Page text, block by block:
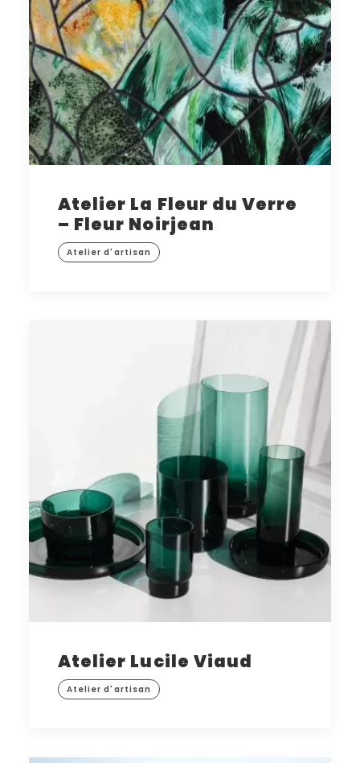
Atelier La Fleur du Verre
– Fleur Noirjean
Atelier d'artisan
Atelier Lucile Viaud
Atelier d'artisan